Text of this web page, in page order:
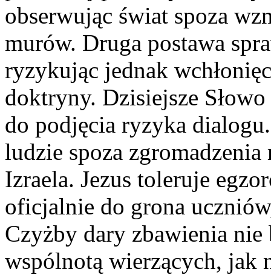
obserwując świat spoza
murów. Druga postawa
ryzykując jednak
doktryny. Dzisiejsze
do podjęcia ryzyka
ludzie spoza
Izraela. Jezus toleruje
oficjalnie do grona
Czyżby dary zbawienia nie
wspólnotą wierzących, jak